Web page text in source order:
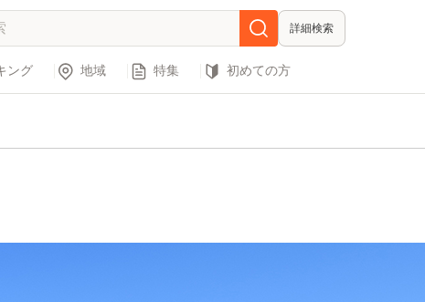
詳細検索
ング 地域 特集 初めての方